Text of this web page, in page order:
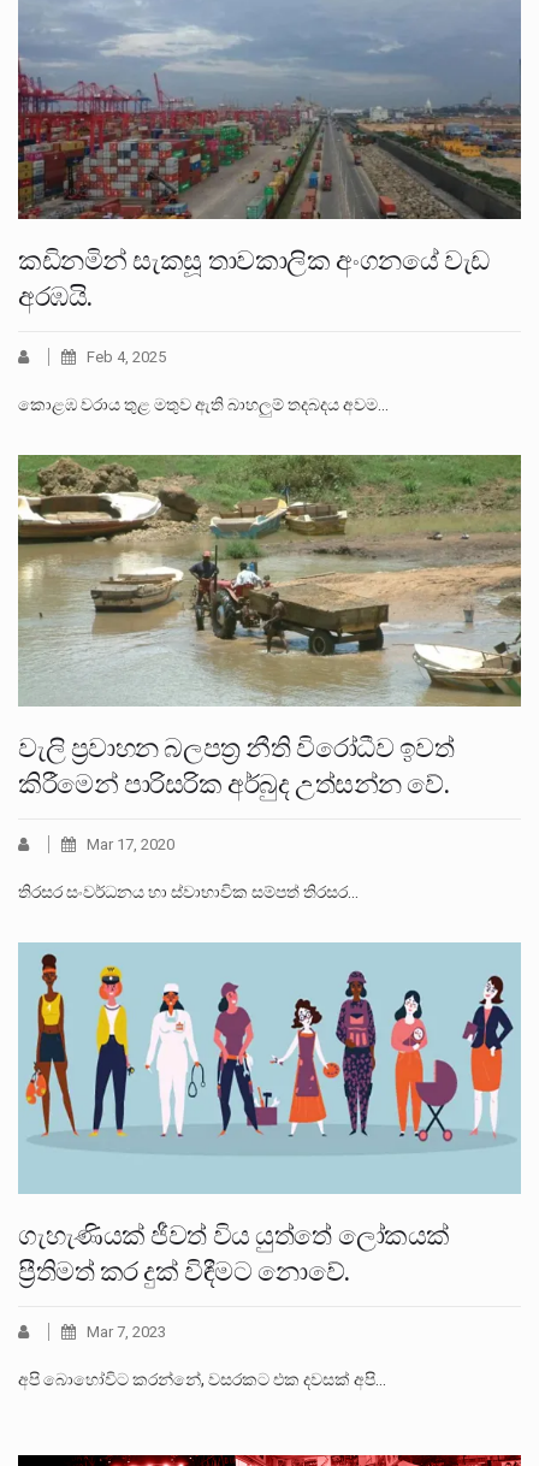
කඩිනමින් සැකසූ තාවකාලික අංගනයේ වැඩ
අරඹයි.
Feb 4, 2025
කොළඹ වරාය තුළ මතුව ඇති බාහලුම් තදබදය අවම…
වැලි ප‍්‍රවාහන බලපත‍්‍ර නීති විරෝධීව ඉවත්
කිරීමෙන් පාරිසරික අර්බුද උත්සන්න වේ.
Mar 17, 2020
තිරසර සංවර්ධනය හා ස්වාභාවික සම්පත් තිරසර…
ගැහැණියක් ජීවත් විය යුත්තේ ලෝකයක්
ප්‍රීතිමත් කර දුක් විඳීමට නොවේ.
Mar 7, 2023
අපි බොහෝවිට කරන්නේ, වසරකට එක දවසක් අපි…